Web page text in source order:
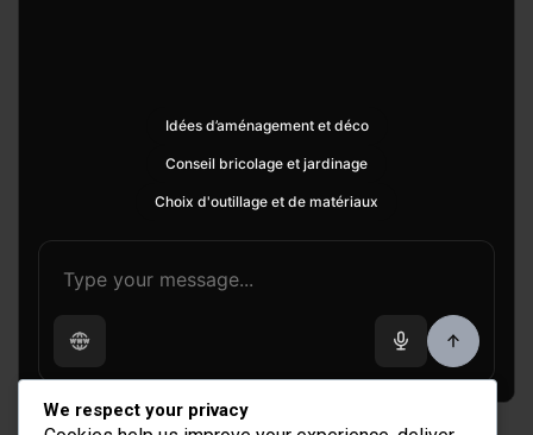
Idées d’aménagement et déco
Conseil bricolage et jardinage
Choix d'outillage et de matériaux
We respect your privacy